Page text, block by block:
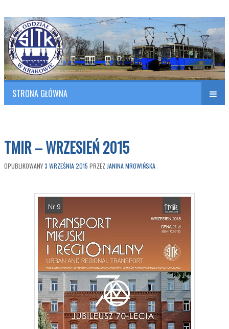
SITK RP Oddział w KRAKOWIE
Polish Association of Engineers & Technicians of Transportation
STRONA GŁÓWNA
TMIR – WRZESIEŃ 2015
OPUBLIKOWANY3 WRZEŚNIA 2015 PRZEZ JANINA MROWIŃSKA